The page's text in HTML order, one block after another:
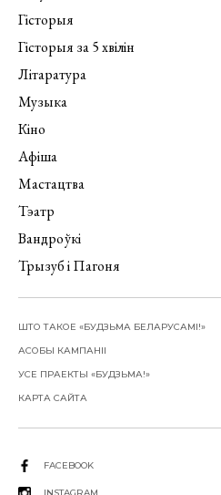
Гісторыя
Гісторыя за 5 хвілін
Літаратура
Музыка
Кіно
Афіша
Мастацтва
Тэатр
Вандроўкі
Трызуб і Пагоня
ШТО ТАКОЕ «БУДЗЬМА БЕЛАРУСАМІ!»
АСОБЫ КАМПАНІІ
УСЕ ПРАЕКТЫ «БУДЗЬМА!»
КАРТА САЙТА
FACEBOOK
INSTAGRAM